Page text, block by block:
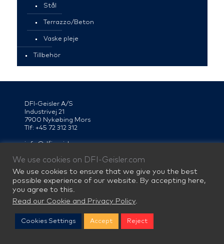
Stål
Terrazzo/Beton
Vaske pleje
Tillbehör
DFI-Geisler A/S
Industrivej 21
7900 Nykøbing Mors
Tlf: +45 72 312 312
info@dfi-geisler.com
Facebook Instagram LinkedIn
DFI-Geisler er Skandinaviens førende producent af
har i årtier leveret bordplader med personlighed til mere
end en million køkkener i først og fremmest
We use cookies on DFI-Geisler.com
We use cookies to ensure that we give you the best
possible experience of our website. By accepting here,
you agree to this.
Read our Cookie and Privacy Policy.
Cookies Settings Accept Reject